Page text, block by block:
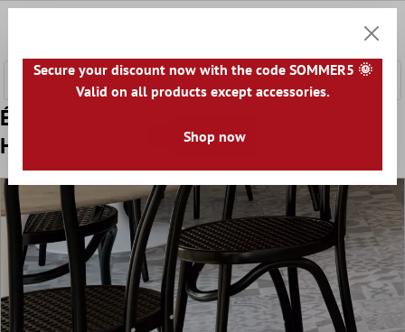
Panier
Échantillon Carrelage Sol Et Mur Décor
Hayat
Secure your discount now with the code SOMMER5 🌞
Valid on all products except accessories.
Shop now